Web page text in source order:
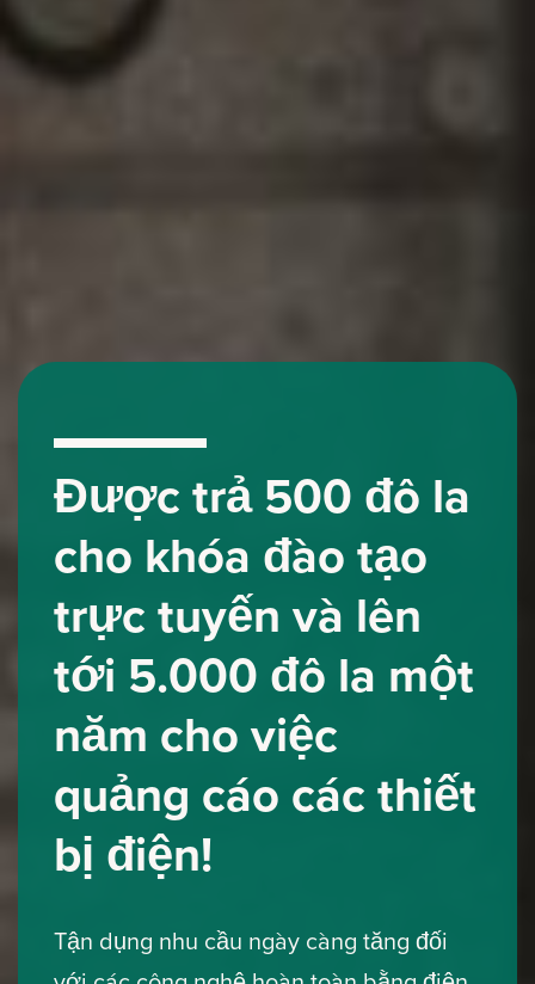
Được trả 500 đô la
cho khóa đào tạo
trực tuyến và lên
tới 5.000 đô la một
năm cho việc
quảng cáo các thiết
bị điện!
Tận dụng nhu cầu ngày càng tăng đối